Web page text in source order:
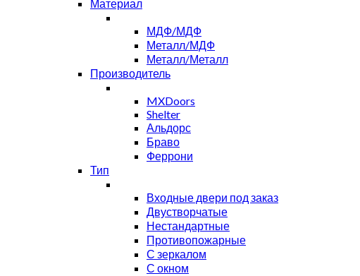
Материал
МДФ/МДФ
Металл/МДФ
Металл/Металл
Производитель
MXDoors
Shelter
Альдорс
Браво
Феррони
Тип
Входные двери под заказ
Двустворчатые
Нестандартные
Противопожарные
С зеркалом
С окном